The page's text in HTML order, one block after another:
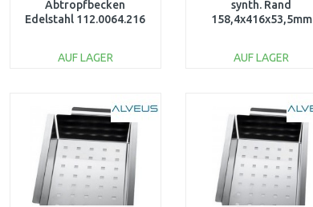
Abtropfbecken
Edelstahl 112.0064.216
AUF LAGER
Vergleichen
synth. Rand
158,4x416x53,5mm
AUF LAGER
Vergleichen